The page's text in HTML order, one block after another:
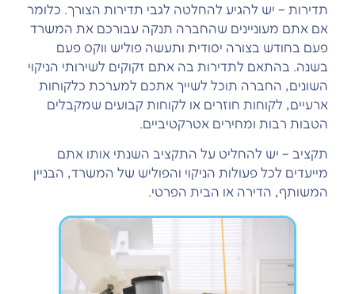
תדירות – יש להגיע להחלטה לגבי תדירות הצורך. כלומר
אם אתם מעוניינים שהחברה תנקה עבורכם את המשרד
פעם בחודש בצורה יסודית ותעשה פוליש ווקס פעם
בשנה. בהתאם לתדירות בה אתם זקוקים לשירותי הניקוי
השונים, החברה תוכל לשייך אתכם למערכת כלקוחות
ארעיים, לקוחות חוזרים או לקוחות קבועים שמקבלים
הטבות רבות ומחירים אטרקטיביים.
תקציב – יש להחליט על התקציב השנתי אותו אתם
מייעדים לכל פעולות הניקוי והפוליש של המשרד, הבניין
המשותף, הדירה או הבית הפרטי.